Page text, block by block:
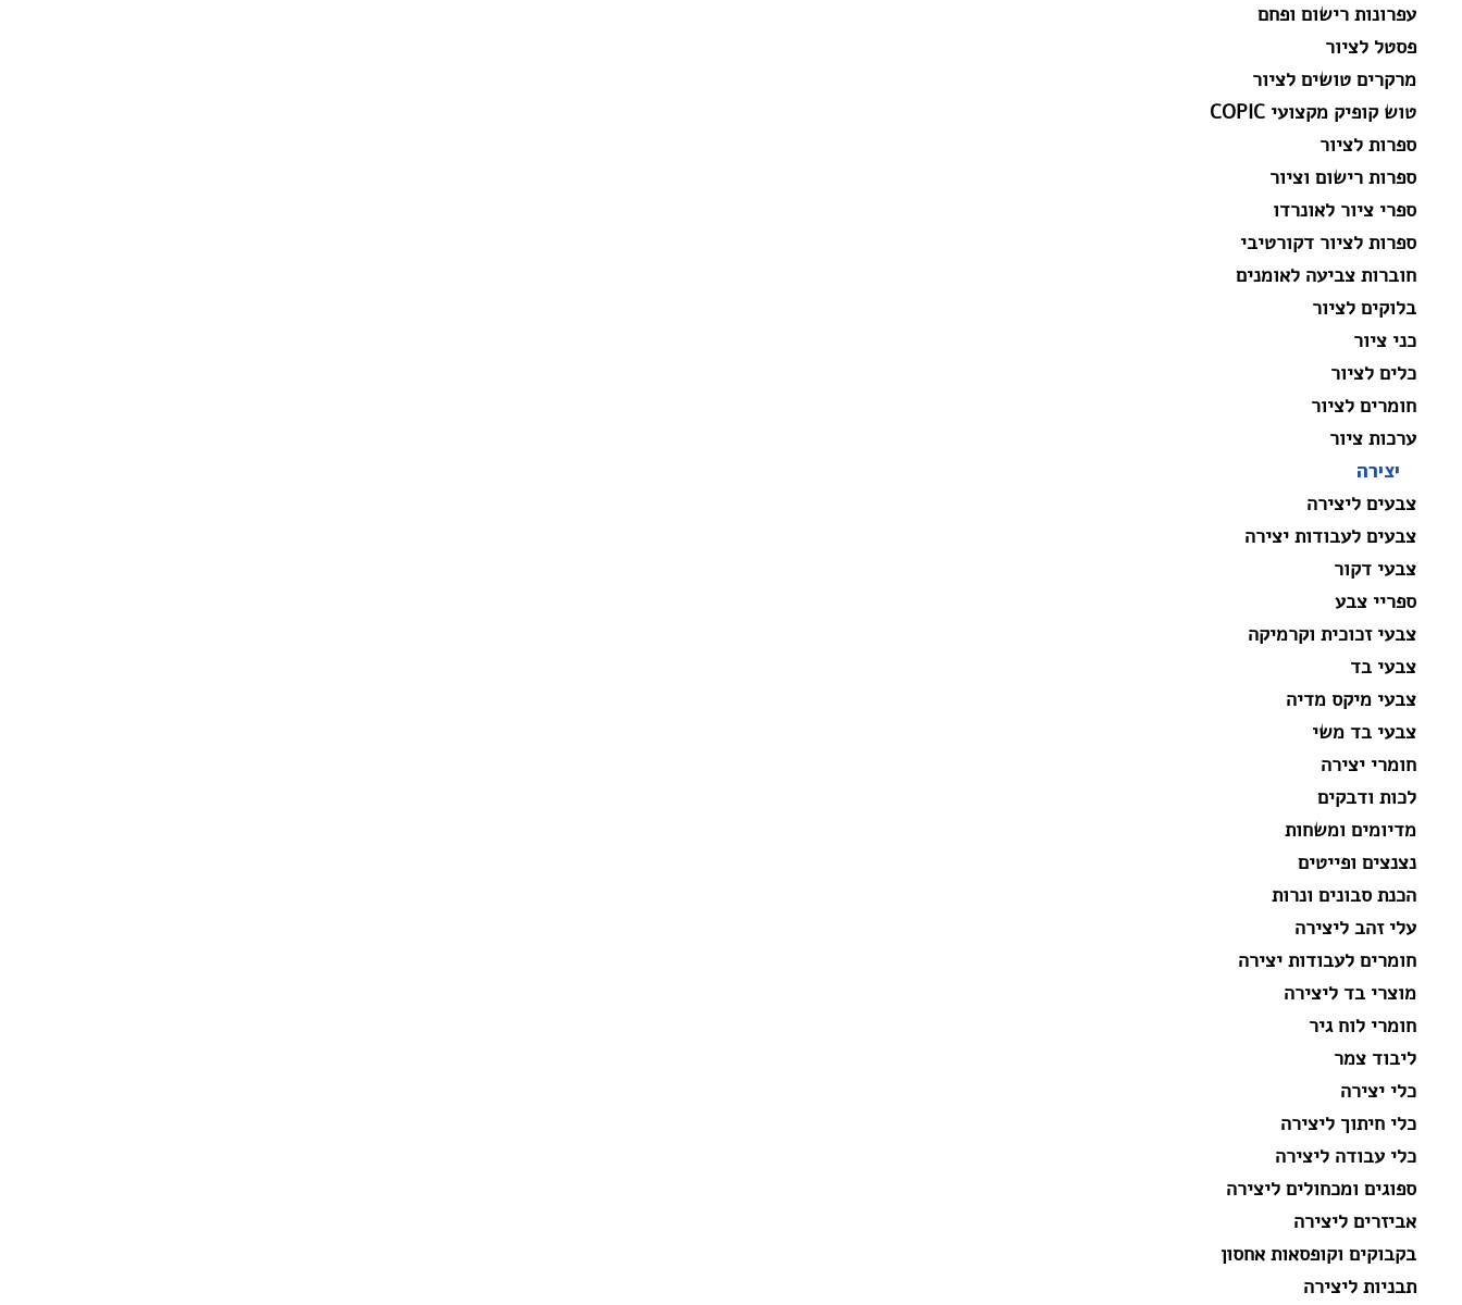
עפרונות רישום ופחם
פסטל לציור
מרקרים טושים לציור
טוש קופיק מקצועי COPIC
ספרות לציור
ספרות רישום וציור
ספרי ציור לאונרדו
ספרות לציור דקורטיבי
חוברות צביעה לאומנים
בלוקים לציור
כני ציור
כלים לציור
חומרים לציור
ערכות ציור
יצירה
צבעים ליצירה
צבעים לעבודות יצירה
צבעי דקור
ספריי צבע
צבעי זכוכית וקרמיקה
צבעי בד
צבעי מיקס מדיה
צבעי בד משי
חומרי יצירה
לכות ודבקים
מדיומים ומשחות
נצנצים ופייטים
הכנת סבונים ונרות
עלי זהב ליצירה
חומרים לעבודות יצירה
מוצרי בד ליצירה
חומרי לוח גיר
ליבוד צמר
כלי יצירה
כלי חיתוך ליצירה
כלי עבודה ליצירה
ספוגים ומכחולים ליצירה
אביזרים ליצירה
בקבוקים וקופסאות אחסון
תבניות ליצירה